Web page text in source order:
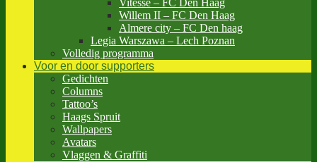
Vitesse – FC Den Haag
Willem II – FC Den Haag
Almere city – FC Den haag
Legia Warszawa – Lech Poznan
Volledig programma
Voor en door supporters
Gedichten
Columns
Tattoo’s
Haags Spruit
Wallpapers
Avatars
Vlaggen & Graffiti